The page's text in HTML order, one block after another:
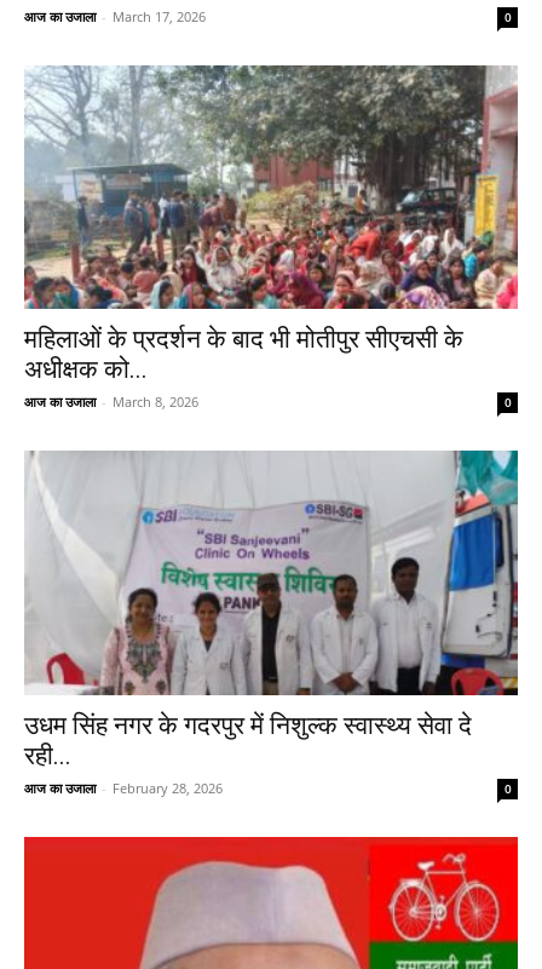
आज का उजाला - March 17, 2026 0
महिलाओं के प्रदर्शन के बाद भी मोतीपुर सीएचसी के
अधीक्षक को...
आज का उजाला - March 8, 2026 0
उधम सिंह नगर के गदरपुर में निशुल्क स्वास्थ्य सेवा दे
रही...
आज का उजाला - February 28, 2026 0